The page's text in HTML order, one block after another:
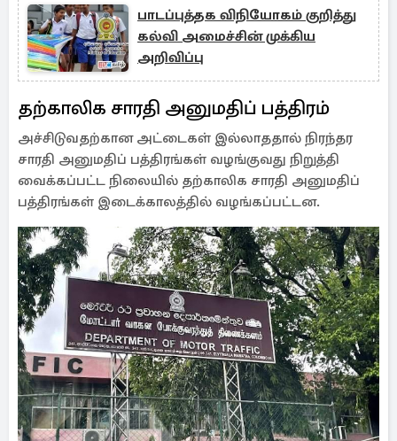
பாடப்புத்தக விநியோகம் குறித்து
கல்வி அமைச்சின் முக்கிய
அறிவிப்பு
தற்காலிக சாரதி அனுமதிப் பத்திரம்
அச்சிடுவதற்கான அட்டைகள் இல்லாததால் நிரந்தர
சாரதி அனுமதிப் பத்திரங்கள் வழங்குவது நிறுத்தி
வைக்கப்பட்ட நிலையில் தற்காலிக சாரதி அனுமதிப்
பத்திரங்கள் இடைக்காலத்தில் வழங்கப்பட்டன.